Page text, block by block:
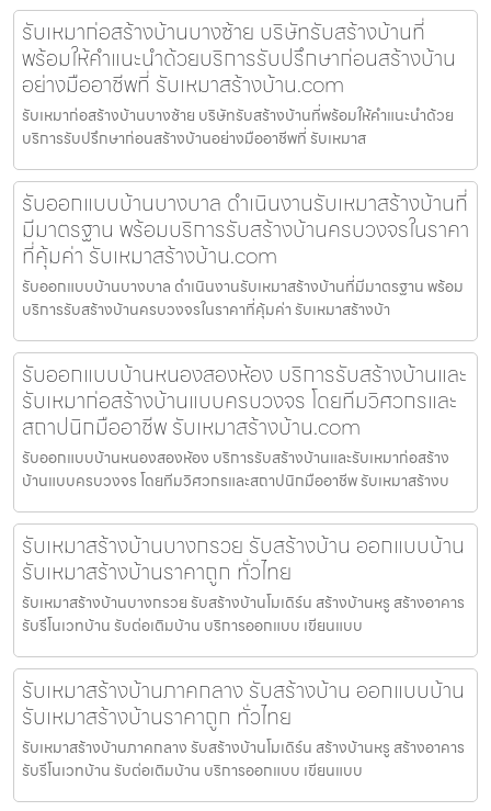
รับเหมาก่อสร้างบ้านบางซ้าย บริษัทรับสร้างบ้านที่
พร้อมให้คำแนะนำด้วยบริการรับปรึกษาก่อนสร้างบ้าน
อย่างมืออาชีพที่ รับเหมาสร้างบ้าน.com
รับเหมาก่อสร้างบ้านบางซ้าย บริษัทรับสร้างบ้านที่พร้อมให้คำแนะนำด้วย
บริการรับปรึกษาก่อนสร้างบ้านอย่างมืออาชีพที่ รับเหมาส
รับออกแบบบ้านบางบาล ดำเนินงานรับเหมาสร้างบ้านที่
มีมาตรฐาน พร้อมบริการรับสร้างบ้านครบวงจรในราคา
ที่คุ้มค่า รับเหมาสร้างบ้าน.com
รับออกแบบบ้านบางบาล ดำเนินงานรับเหมาสร้างบ้านที่มีมาตรฐาน พร้อม
บริการรับสร้างบ้านครบวงจรในราคาที่คุ้มค่า รับเหมาสร้างบ้า
รับออกแบบบ้านหนองสองห้อง บริการรับสร้างบ้านและ
รับเหมาก่อสร้างบ้านแบบครบวงจร โดยทีมวิศวกรและ
สถาปนิกมืออาชีพ รับเหมาสร้างบ้าน.com
รับออกแบบบ้านหนองสองห้อง บริการรับสร้างบ้านและรับเหมาก่อสร้าง
บ้านแบบครบวงจร โดยทีมวิศวกรและสถาปนิกมืออาชีพ รับเหมาสร้างบ
รับเหมาสร้างบ้านบางกรวย รับสร้างบ้าน ออกแบบบ้าน
รับเหมาสร้างบ้านราคาถูก ทั่วไทย
รับเหมาสร้างบ้านบางกรวย รับสร้างบ้านโมเดิร์น สร้างบ้านหรู สร้างอาคาร
รับรีโนเวทบ้าน รับต่อเติมบ้าน บริการออกแบบ เขียนแบบ
รับเหมาสร้างบ้านภาคกลาง รับสร้างบ้าน ออกแบบบ้าน
รับเหมาสร้างบ้านราคาถูก ทั่วไทย
รับเหมาสร้างบ้านภาคกลาง รับสร้างบ้านโมเดิร์น สร้างบ้านหรู สร้างอาคาร
รับรีโนเวทบ้าน รับต่อเติมบ้าน บริการออกแบบ เขียนแบบ